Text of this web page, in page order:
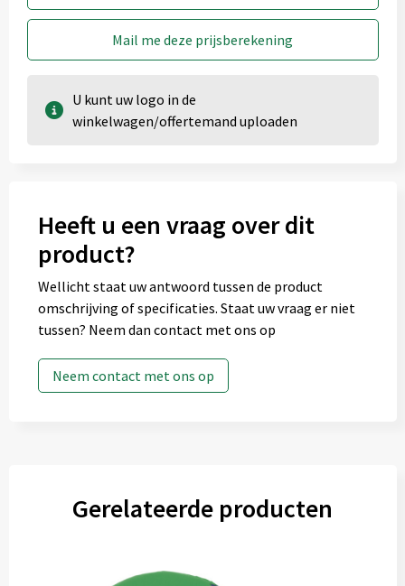
Mail me deze prijsberekening
U kunt uw logo in de
winkelwagen/offertemand uploaden
Heeft u een vraag over dit
product?
Wellicht staat uw antwoord tussen de product
omschrijving of specificaties. Staat uw vraag er niet
tussen? Neem dan contact met ons op
Neem contact met ons op
Gerelateerde producten